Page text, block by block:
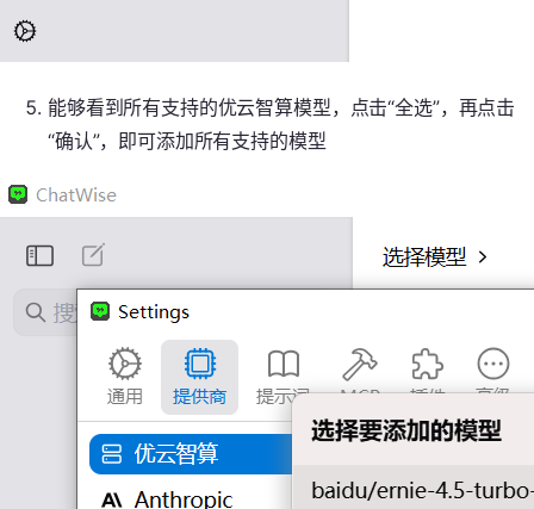
能够看到所有支持的优云智算模型，点击“全选”，再点击
“确认”，即可添加所有支持的模型